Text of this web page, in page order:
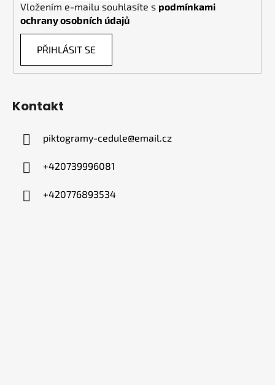
Vložením e-mailu souhlasíte s podmínkami
ochrany osobních údajů
PŘIHLÁSIT SE
Kontakt
piktogramy-cedule@email.cz
+420739996081
+420776893534